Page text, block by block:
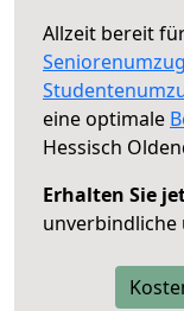
Allzeit bereit
Seniorenumzug
eine optimale
Hessisch
Erhalten Sie
unverbindliche